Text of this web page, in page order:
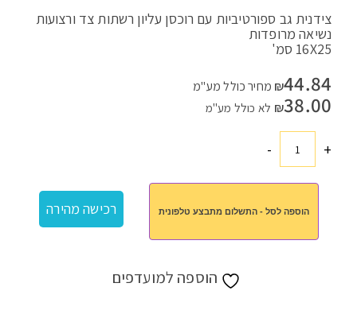
צידנית גב ספורטיביות עם רוכסן עליון רשתות צד ורצועות
נשיאה מרופדות
16X25 סמ'
₪44.84
מחיר כולל מע"מ
₪38.00 לא כולל מע"מ
+כמות
-
הוספה לסל - התשלום מתבצע טלפונית רכישה מהירה
הוספה למועדפים